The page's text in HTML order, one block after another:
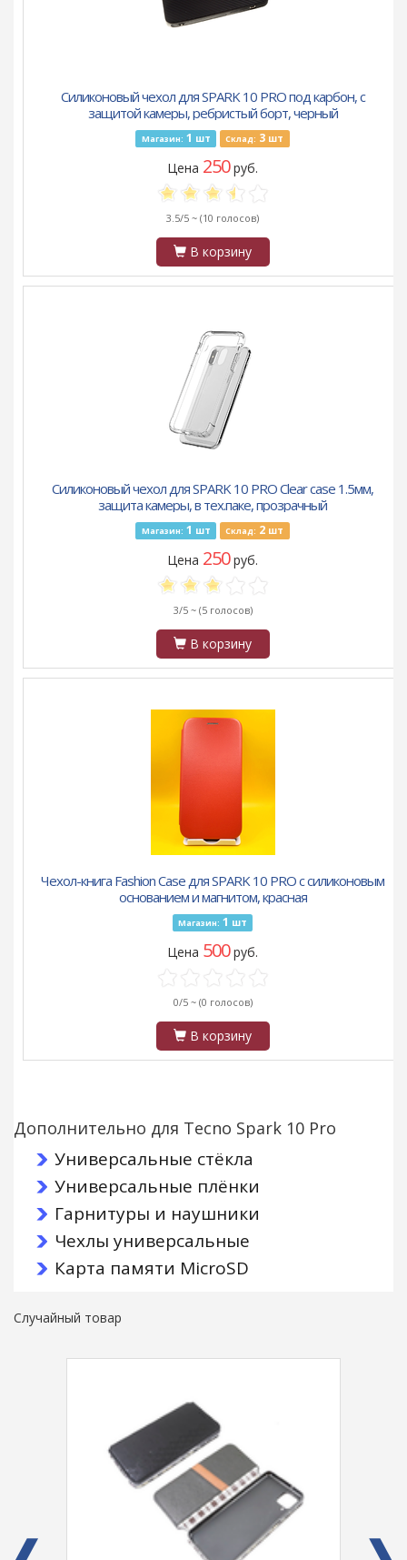
Силиконовый чехол для SPARK 10 PRO под карбон, с
защитой камеры, ребристый борт, черный
Магазин: 1 шт Склад: 3 шт
Цена 250руб.
3.5/5 ~ (10 голосов)
В корзину
Силиконовый чехол для SPARK 10 PRO Clear case 1.5мм,
защита камеры, в тех.паке, прозрачный
Магазин: 1 шт Склад: 2 шт
Цена 250руб.
3/5 ~ (5 голосов)
В корзину
Чехол-книга Fashion Case для SPARK 10 PRO с силиконовым
основанием и магнитом, красная
Магазин: 1 шт
Цена 500руб.
0/5 ~ (0 голосов)
В корзину
Дополнительно для Tecno Spark 10 Pro
Универсальные стёкла
Универсальные плёнки
Гарнитуры и наушники
Чехлы универсальные
Карта памяти MicroSD
Случайный товар